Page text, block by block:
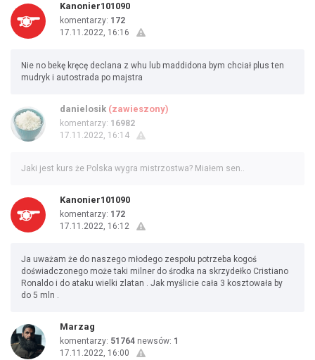
Kanonier101090
komentarzy: 172
17.11.2022, 16:16
Nie no bekę kręcę declana z whu lub maddidona bym chciał plus ten
mudryk i autostrada po majstra
danielosik (zawieszony)
komentarzy: 16982
17.11.2022, 16:14
Jaki jest kurs że Polska wygra mistrzostwa? Miałem sen..
Kanonier101090
komentarzy: 172
17.11.2022, 16:12
Ja uważam że do naszego młodego zespołu potrzeba kogoś
doświadczonego może taki milner do środka na skrzydełko Cristiano
Ronaldo i do ataku wielki zlatan . Jak myślicie cała 3 kosztowała by
do 5 mln .
Marzag
komentarzy: 51764 newsów: 1
17.11.2022, 16:00